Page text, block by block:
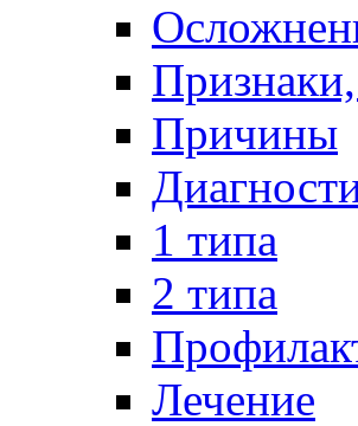
Причины
1 типа
2 типа
Лечение